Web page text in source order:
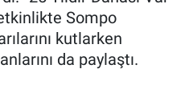
Sompo
kutlarken
da paylaştı.